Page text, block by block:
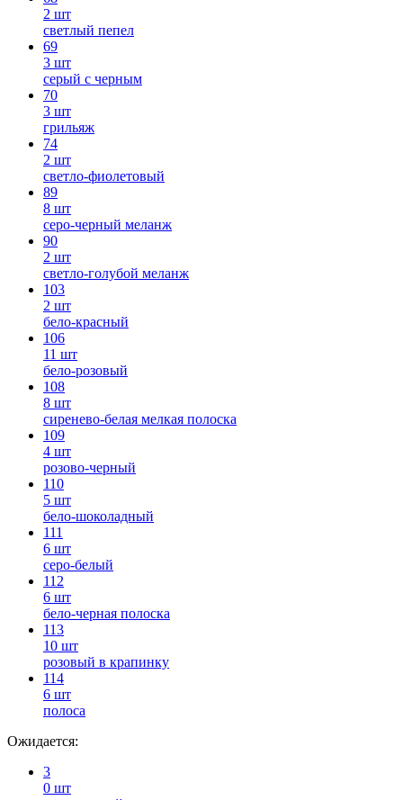
2 шт
светлый пепел
69
3 шт
серый с черным
70
3 шт
грильяж
74
2 шт
светло-фиолетовый
89
8 шт
серо-черный меланж
90
2 шт
светло-голубой меланж
103
2 шт
бело-красный
106
11 шт
бело-розовый
108
8 шт
сиренево-белая мелкая полоска
109
4 шт
розово-черный
110
5 шт
бело-шоколадный
111
6 шт
серо-белый
112
6 шт
бело-черная полоска
113
10 шт
розовый в крапинку
114
6 шт
полоса
Ожидается:
3
0 шт